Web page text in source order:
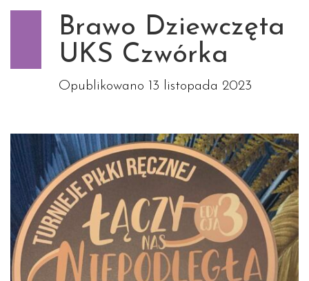
Brawo Dziewczęta
UKS Czwórka
Opublikowano 13 listopada 2023